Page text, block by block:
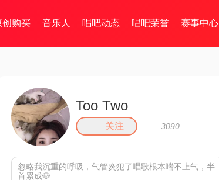
创购买 音乐人 唱吧动态 唱吧荣誉 赛事中心
Too Two
关注 3090
忽略我沉重的呼吸，气管炎犯了唱歌根本喘不上气，半
首累成🐶